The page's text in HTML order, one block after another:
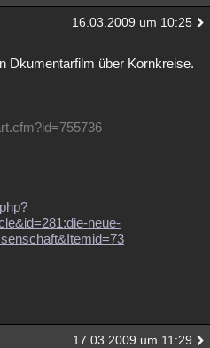
16.03.2009 um 10:25
Dkumentarfilm über Kornkreise.
neue-
17.03.2009 um 11:29